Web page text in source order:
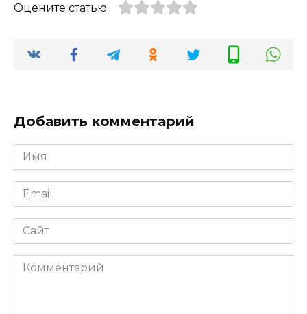
Оцените статью
Добавить комментарий
Имя
*
Email
*
Сайт
Комментарий